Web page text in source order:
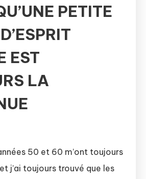
PETITE
EST
LA
50 et 60 m’ont toujours
j’ai toujours trouvé que les